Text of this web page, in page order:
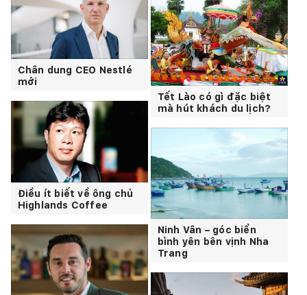
Chân dung CEO Nestlé
mới
Điều ít biết về ông chủ
Highlands Coffee
Tết Lào có gì đặc biệt
mà hút khách du lịch?
Ninh Vân – góc biển
bình yên bên vịnh Nha
Trang